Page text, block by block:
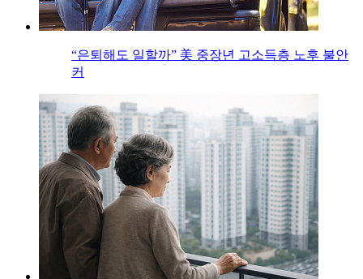
“은퇴해도 일할까” 美 중장년 고소득층 노후 불안
커